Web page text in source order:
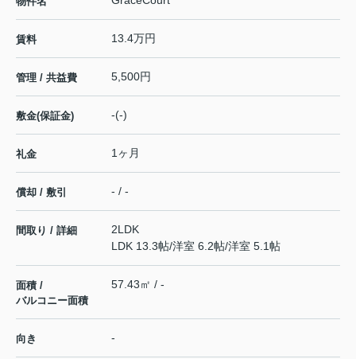
賃料 13.4万円
管理 / 共益費 5,500円
敷金(保証金) -(-)
礼金 1ヶ月
償却 / 敷引 - / -
間取り / 詳細
2LDK
LDK 13.3帖/洋室 6.2帖/洋室 5.1帖
面積 /
バルコニー面積
57.43㎡ / -
向き -